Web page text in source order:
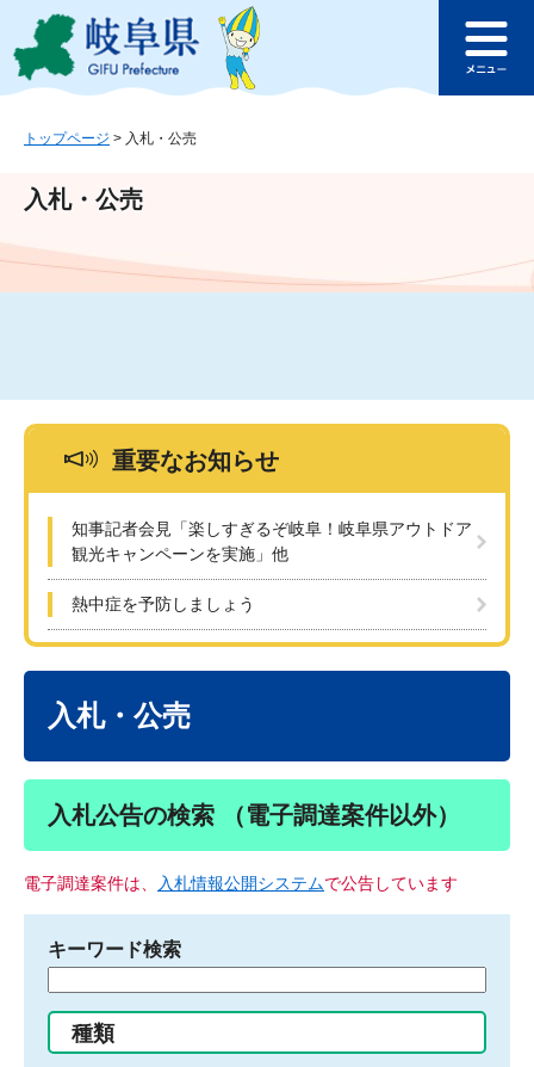
ジ
ュ
文
このページの本文へ
ュ
トップページ > 入札・公売
入札・公売
重要なお知らせ
知事記者会見「楽しすぎるぞ岐阜！岐阜県アウトドア
観光キャンペーンを実施」他
熱中症を予防しましょう
入札・公売
入札公告の検索 （電子調達案件以外）
電子調達案件は、 入札情報公開システムで公告しています
キーワード検索
る
種類